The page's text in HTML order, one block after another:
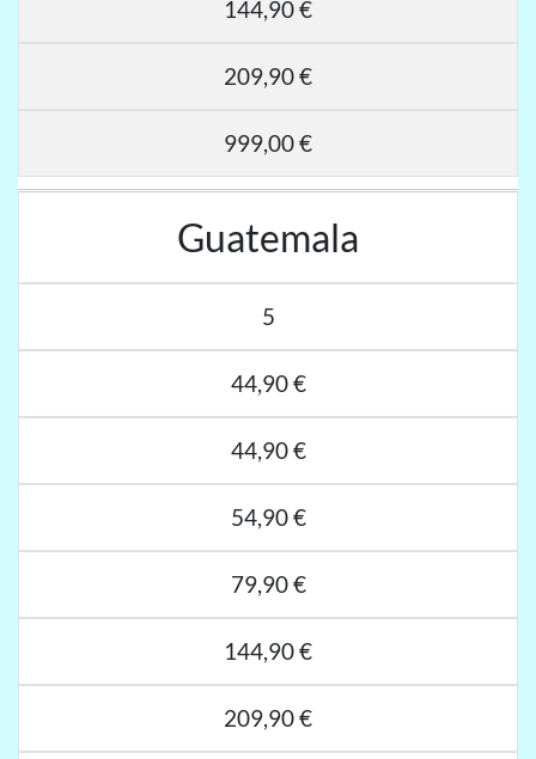
144,90 €
209,90 €
999,00 €
Guatemala
5
44,90 €
44,90 €
54,90 €
79,90 €
144,90 €
209,90 €